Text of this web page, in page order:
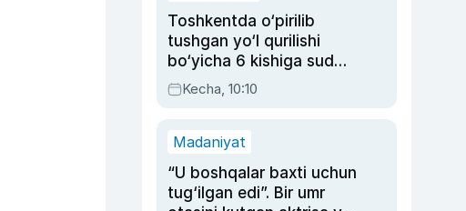
Toshkentda o‘pirilib
tushgan yo‘l qurilishi
bo‘yicha 6 kishiga sud
hukmi o‘qildi
Kecha, 10:10
Madaniyat
“U boshqalar baxti uchun
tug‘ilgan edi”. Bir umr